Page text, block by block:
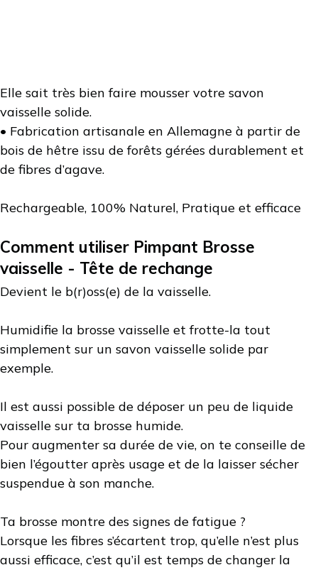
Elle sait très bien faire mousser votre savon
vaisselle solide.
• Fabrication artisanale en Allemagne à partir de
bois de hêtre issu de forêts gérées durablement et
de fibres d’agave.
Rechargeable, 100% Naturel, Pratique et efficace
Comment utiliser Pimpant Brosse
vaisselle - Tête de rechange
Devient le b(r)oss(e) de la vaisselle.
Humidifie la brosse vaisselle et frotte-la tout
simplement sur un savon vaisselle solide par
exemple.
Il est aussi possible de déposer un peu de liquide
vaisselle sur ta brosse humide.
Pour augmenter sa durée de vie, on te conseille de
bien l’égoutter après usage et de la laisser sécher
suspendue à son manche.
Ta brosse montre des signes de fatigue ?
Lorsque les fibres s’écartent trop, qu’elle n’est plus
aussi efficace, c’est qu’il est temps de changer la